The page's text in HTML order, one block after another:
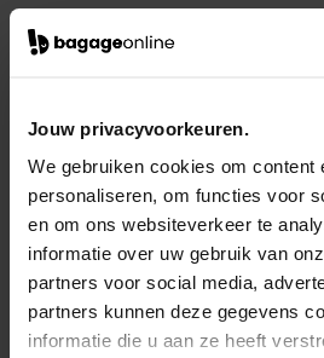
Jouw privacyvoorkeuren.
We gebruiken cookies om content
personaliseren, om functies voor
en om ons websiteverkeer te
informatie over uw gebruik van
partners voor social media,
partners kunnen deze gegevens
informatie die u aan ze heeft